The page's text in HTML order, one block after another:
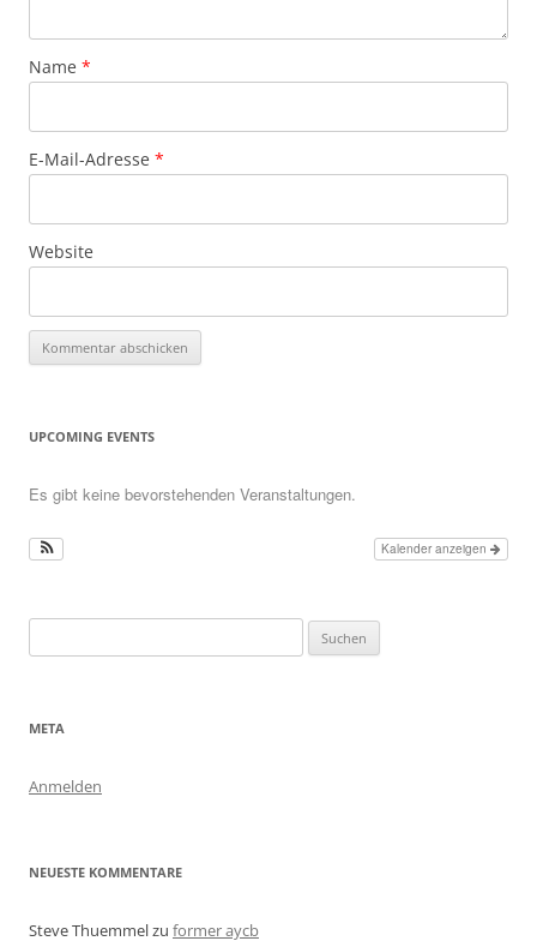
Name *
E-Mail-Adresse *
Website
UPCOMING EVENTS
Es gibt keine bevorstehenden Veranstaltungen.
Kalender anzeigen
nach:
META
Anmelden
NEUESTE KOMMENTARE
Steve Thuemmelzu former aycb